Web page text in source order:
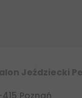
Jeździecki